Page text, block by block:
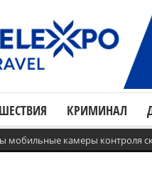
КРИМИНАЛ
мобильные камеры контроля